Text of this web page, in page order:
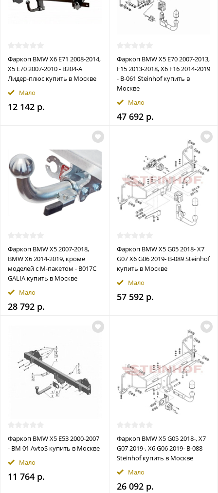
Фаркоп BMW X6 E71 2008-2014,
X5 Е70 2007-2010 - B204-A
Лидер-плюс купить в Москве
Мало
12 142 р.
Фаркоп BMW X5 E70 2007-2013,
F15 2013-2018, X6 F16 2014-2019
- B-061 Steinhof купить в
Москве
Мало
47 692 р.
Фаркоп BMW X5 2007-2018,
BMW X6 2014-2019, кроме
моделей с M-пакетом - B017C
GALIA купить в Москве
Мало
28 792 р.
Фаркоп BMW X5 G05 2018- X7
G07 X6 G06 2019- B-089 Steinhof
купить в Москве
Мало
57 592 р.
Фаркоп BMW X5 E53 2000-2007
- BM 01 AvtoS купить в Москве
Мало
11 764 р.
Фаркоп BMW X5 G05 2018-, X7
G07 2019-, X6 G06 2019- B-088
Steinhof купить в Москве
Мало
26 092 р.